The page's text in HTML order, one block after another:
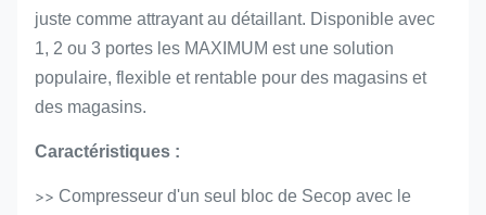
juste comme attrayant au détaillant. Disponible avec
1, 2 ou 3 portes les MAXIMUM est une solution
populaire, flexible et rentable pour des magasins et
des magasins.
Caractéristiques :
>> Compresseur d'un seul bloc de Secop avec le